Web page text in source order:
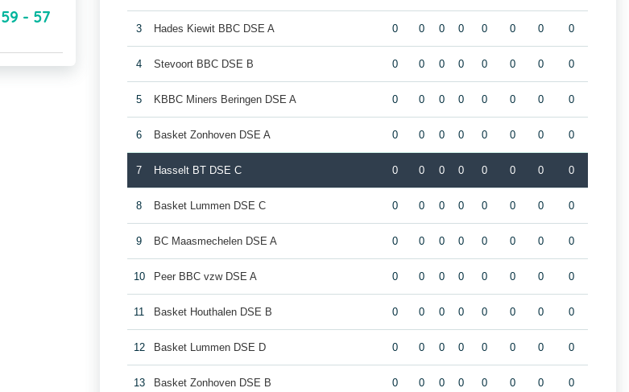
59 - 57
3 Hades Kiewit BBC DSE A 0 0 0 0 0 0 0 0
4 Stevoort BBC DSE B 0 0 0 0 0 0 0 0
5 KBBC Miners Beringen DSE A 0 0 0 0 0 0 0 0
6 Basket Zonhoven DSE A 0 0 0 0 0 0 0 0
7 Hasselt BT DSE C 0 0 0 0 0 0 0 0
8 Basket Lummen DSE C 0 0 0 0 0 0 0 0
9 BC Maasmechelen DSE A 0 0 0 0 0 0 0 0
10 Peer BBC vzw DSE A 0 0 0 0 0 0 0 0
11 Basket Houthalen DSE B 0 0 0 0 0 0 0 0
12 Basket Lummen DSE D 0 0 0 0 0 0 0 0
13 Basket Zonhoven DSE B 0 0 0 0 0 0 0 0